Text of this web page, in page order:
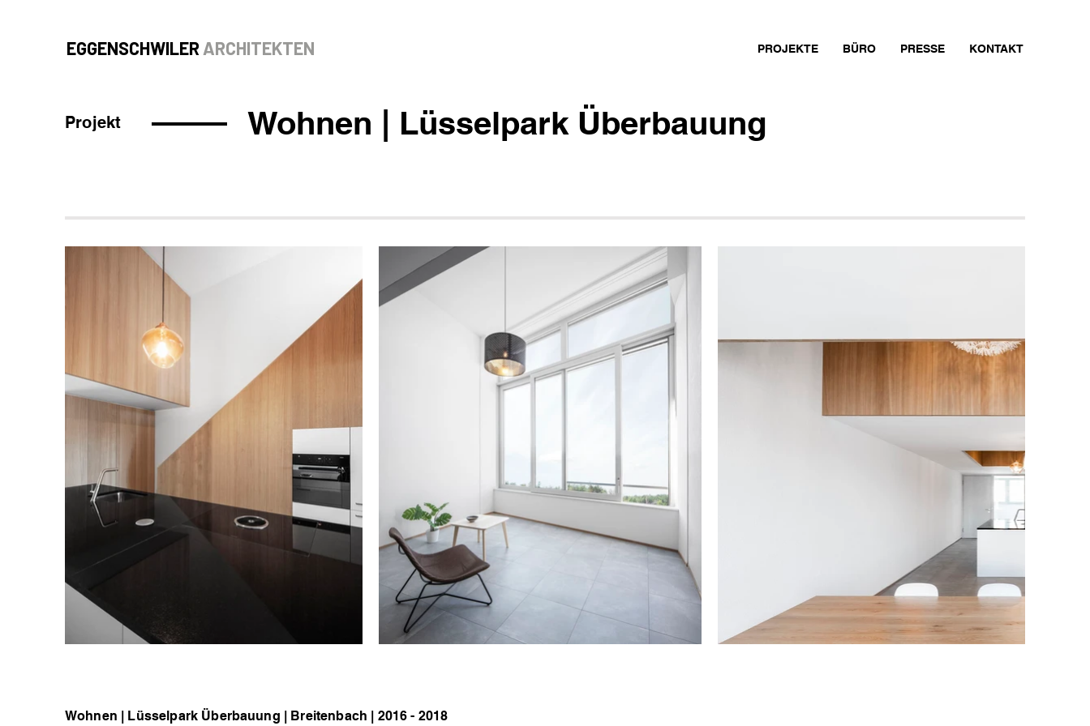
EGGENSCHWILER ARCHITEKTEN PROJEKTE BÜRO PRESSE KONTAKT
Projekt ​Wohnen | Lüsselpark Überbauung
Wohnen | Lüsselpark Überbauung | Breitenbach | 2016 - 2018